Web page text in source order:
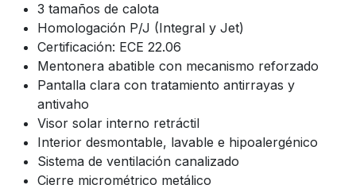
3 tamaños de calota
Homologación P/J (Integral y Jet)
Certificación: ECE 22.06
Mentonera abatible con mecanismo reforzado
Pantalla clara con tratamiento antirrayas y
antivaho
Visor solar interno retráctil
Interior desmontable, lavable e hipoalergénico
Sistema de ventilación canalizado
Cierre micrométrico metálico